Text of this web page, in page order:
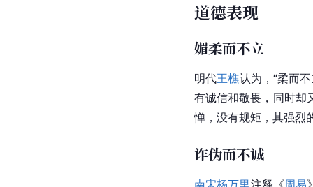
道德表现
媚柔而不立
明代王樵认为，“柔而
有诚信和敬畏，同时却
惮，没有规矩，其强烈
诈伪而不诚
南宋杨万里注释《周易